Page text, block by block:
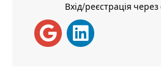
Вхід/реєстрація